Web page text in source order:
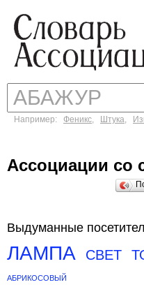
Например: Феникс, Штука,
Ассоциации
Выдуманные
ЛАМПА СВЕТ
АБРИКОСОВЫЙ